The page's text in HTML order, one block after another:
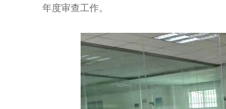
年度审查工作。